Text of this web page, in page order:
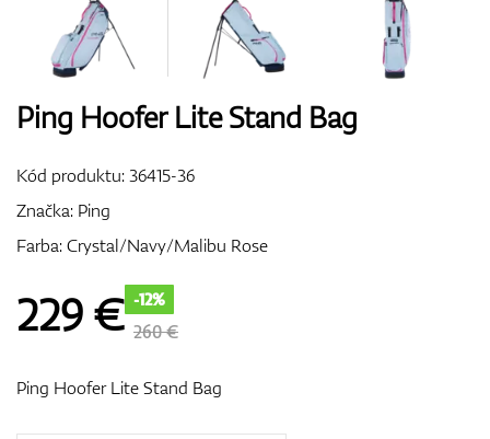
Bagy
GPS/Zameriavače
Ping Hoofer Lite Stand Bag
Kód produktu:36415-36
Značka: Ping
Farba: Crystal/Navy/Malibu Rose
229€ -12%
260 €
Ping Hoofer Lite Stand Bag